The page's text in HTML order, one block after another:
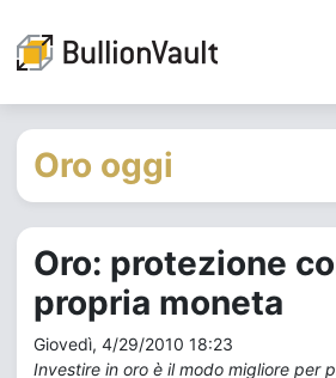
Oro oggi
Oro: protezione
propria moneta
Giovedì, 4/29/2010 18:23
Investire in oro è il modo migliore per